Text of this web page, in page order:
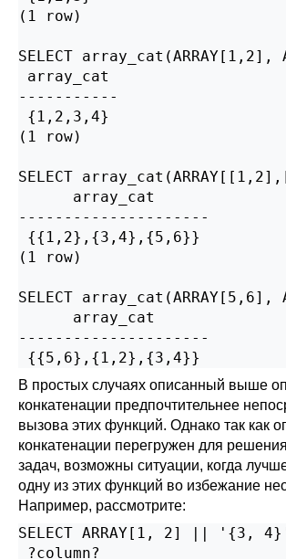
(1 row)
SELECT array_cat(ARRAY[1,2],
array_cat
-----------
{1,2,3,4}
(1 row)
SELECT
      array_cat
---------------------
{{1,2},{3,4},{5,6}}
(1 row)
SELECT
      array_cat
---------------------
{{5,6},{1,2},{3,4}}
В простых случаях описанный выше
конкатенации предпочтительнее
вызова этих функций. Однако так как
конкатенации перегружен для
задач, возможны ситуации, когда
одну из этих функций во избежание
Например, рассмотрите:
SELECT ARRAY[1, 2] || '{3,
?column?